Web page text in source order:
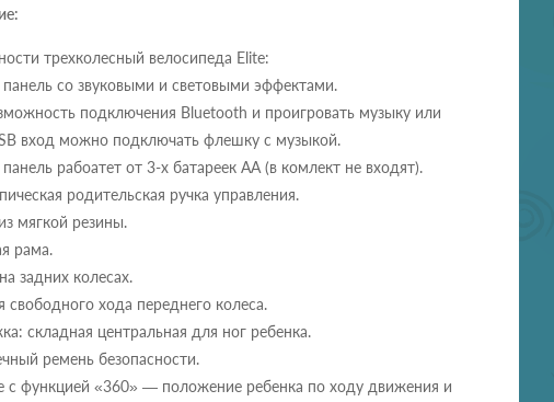
трехколесный велосипеда Elite:
панель со звуковыми и световыми эффектами.
подключения Bluetooth и проигровать музыку или
вход можно подключать флешку с музыкой.
панель рабоатет от 3-х батареек АА (в комлект не входят).
родительская ручка управления.
мягкой резины.
рама.
задних колесах.
свободного хода переднего колеса.
складная центральная для ног ребенка.
ремень безопасности.
с функцией «360» — положение ребенка по ходу движения и